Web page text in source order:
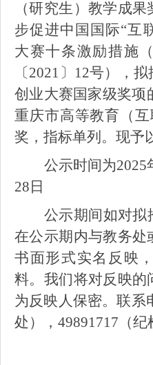
（研究生）教学成
步促进中国国际“互
大赛十条激励措施
〔2021 〕 12号），拟
创业大赛国家级奖项
重庆市高等教育（互
奖，指标单列。现予
公示时间为2025
28 日
公示期间如对拟
在公示期内与教务处
书面形式实名反映
料。我们将对反映的
为反映人保密。联系
处）， 49891717 （